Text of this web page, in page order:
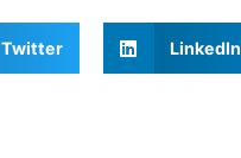
Twitter LinkedIn